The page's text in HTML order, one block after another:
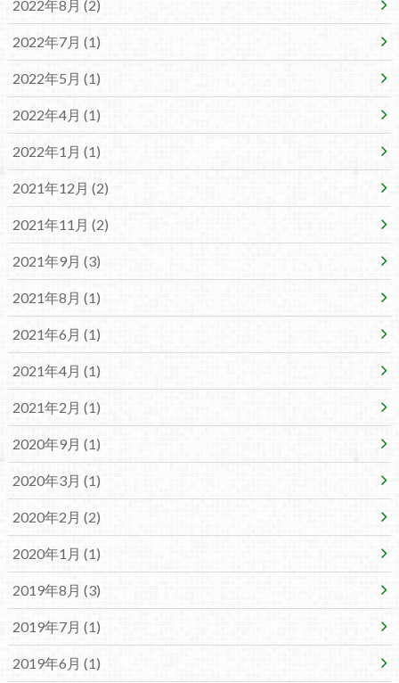
2022年8月 (2)
2022年7月 (1)
2022年5月 (1)
2022年4月 (1)
2022年1月 (1)
2021年12月 (2)
2021年11月 (2)
2021年9月 (3)
2021年8月 (1)
2021年6月 (1)
2021年4月 (1)
2021年2月 (1)
2020年9月 (1)
2020年3月 (1)
2020年2月 (2)
2020年1月 (1)
2019年8月 (3)
2019年7月 (1)
2019年6月 (1)